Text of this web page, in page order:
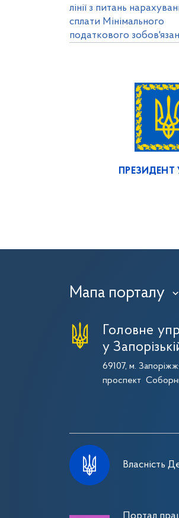
лінії з питань
сплати Мінімального
податкового
ПРЕЗИДЕНТ
Мапа порталу
Головне
у
69107, м.
проспект
Власність
Портал